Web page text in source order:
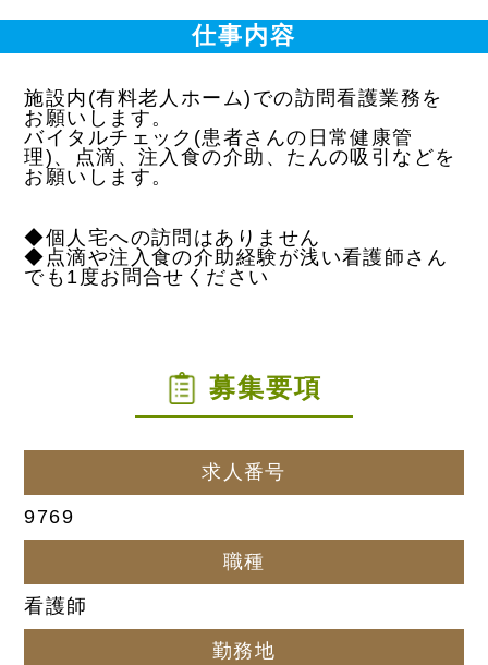
仕事内容
施設内(有料老人ホーム)での訪問看護業務を
お願いします。
バイタルチェック(患者さんの日常健康管
理)、点滴、注入食の介助、たんの吸引などを
お願いします。
◆個人宅への訪問はありません
◆点滴や注入食の介助経験が浅い看護師さん
でも1度お問合せください
募集要項
求人番号
9769
職種
看護師
勤務地